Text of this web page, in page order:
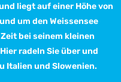
liegt auf einer Höhe von
um den Weissensee
bei seinem kleinen
radeln Sie über und
Italien und Slowenien.